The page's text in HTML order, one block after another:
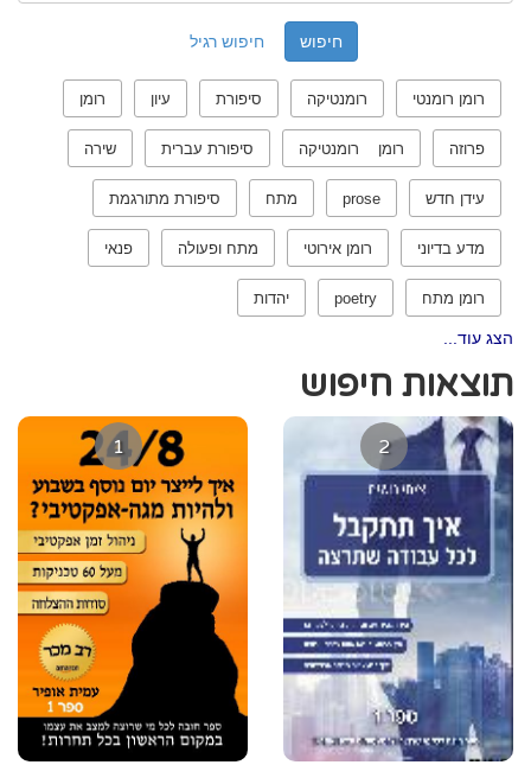
חיפוש רגיל
רומן רומנטי רומנטיקה סיפורת עיון רומן
פרוזה רומן רומנטיקה סיפורת עברית שירה
עידן חדש prose מתח סיפורת מתורגמת
מדע בדיוני רומן אירוטי מתח ופעולה פנאי
רומן מתח poetry יהדות
הצג עוד...
תוצאות חיפוש
1 2